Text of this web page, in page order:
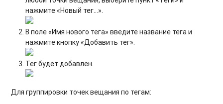
нажмите «Новый тег…».
В поле «Имя нового тега» введите название тега и
нажмите кнопку «Добавить тег».
Тег будет добавлен.
Длягруппировки точек вещания по тегам: